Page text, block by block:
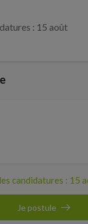
: 15 août
candidatures : 15
Je postule